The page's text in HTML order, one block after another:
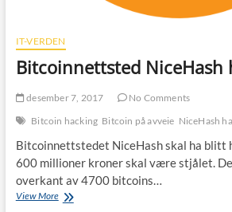
IT-VERDEN
Bitcoinnettsted NiceHash
desember 7, 2017
No Comments
Bitcoin hacking Bitcoin på avveie NiceHash
Bitcoinnettstedet NiceHash skal ha blitt
600 millioner kroner skal være stjålet.
overkant av 4700 bitcoins…
View MoreBitcoinnettsted